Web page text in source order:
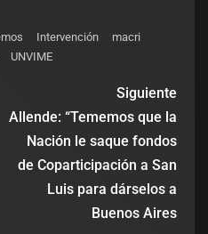
Intervención
macri
UNVIME
Siguiente
Allende: “Tememos que la
Nación le saque fondos
de Coparticipación a San
Luis para dárselos a
Buenos Aires